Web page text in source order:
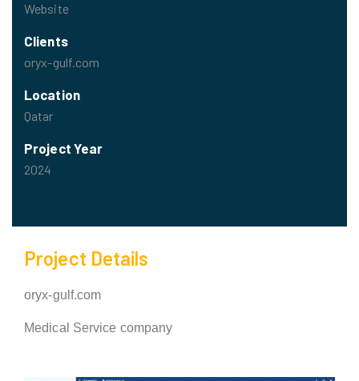
Website
Clients
oryx-gulf.com
Location
Qatar
Project Year
2024
Project Details
oryx-gulf.com
Medical Service company